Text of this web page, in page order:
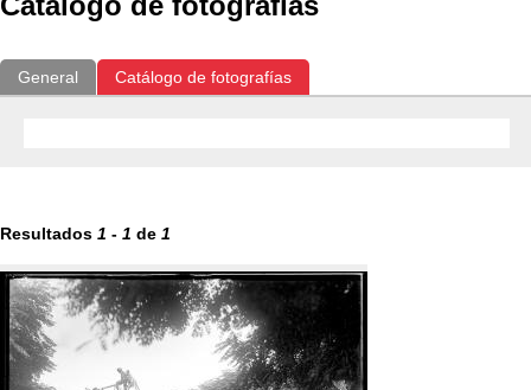
General Catálogo de fotografías
Resultados 1 - 1 de 1